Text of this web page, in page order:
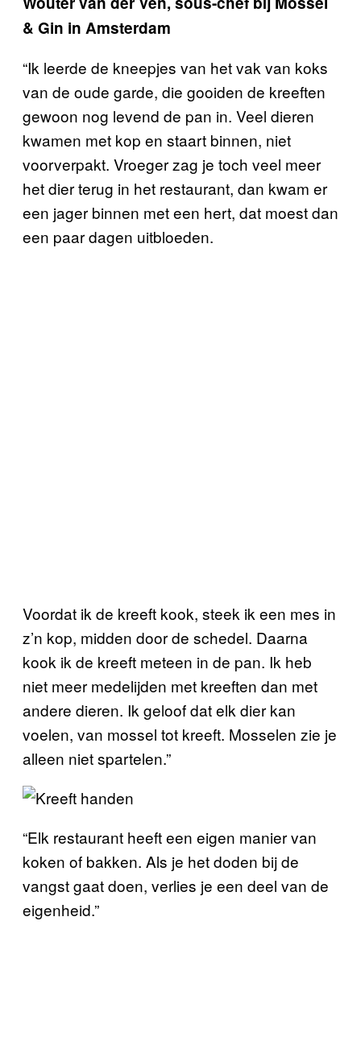
& Gin in Amsterdam
“Ik leerde de kneepjes van het vak van koks
van de oude garde, die gooiden de kreeften
gewoon nog levend de pan in. Veel dieren
kwamen met kop en staart binnen, niet
voorverpakt. Vroeger zag je toch veel meer
het dier terug in het restaurant, dan kwam er
een jager binnen met een hert, dat moest dan
een paar dagen uitbloeden.
Voordat ik de kreeft kook, steek ik een mes in
z’n kop, midden door de schedel. Daarna
kook ik de kreeft meteen in de pan. Ik heb
niet meer medelijden met kreeften dan met
andere dieren. Ik geloof dat elk dier kan
voelen, van mossel tot kreeft. Mosselen zie je
alleen niet spartelen.”
“Elk restaurant heeft een eigen manier van
koken of bakken. Als je het doden bij de
vangst gaat doen, verlies je een deel van de
eigenheid.”